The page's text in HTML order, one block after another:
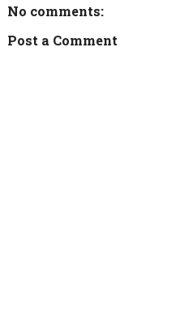
No comments:
Post a Comment